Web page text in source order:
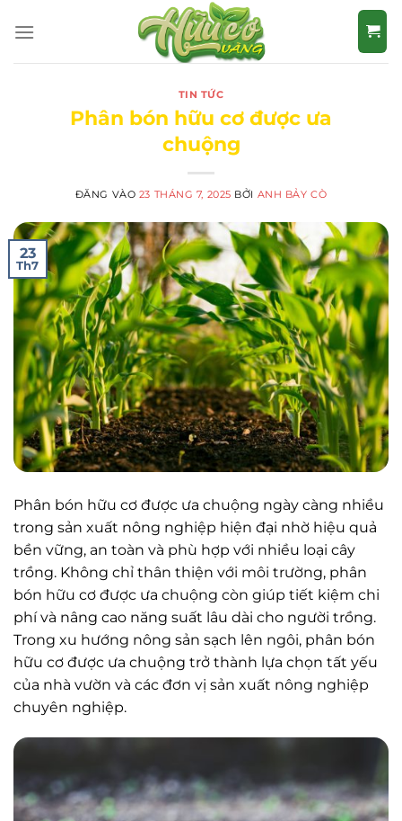
qua
TIN TỨC
Phân bón hữu cơ được ưa
chuộng
ĐĂNG VÀO 23 THÁNG 7, 2025 BỞI ANH BẢY CÒ
23
Th7
Phân bón hữu cơ được ưa chuộng ngày càng nhiều
trong sản xuất nông nghiệp hiện đại nhờ hiệu quả
bền vững, an toàn và phù hợp với nhiều loại cây
trồng. Không chỉ thân thiện với môi trường, phân
bón hữu cơ được ưa chuộng còn giúp tiết kiệm chi
phí và nâng cao năng suất lâu dài cho người trồng.
Trong xu hướng nông sản sạch lên ngôi, phân bón
hữu cơ được ưa chuộng trở thành lựa chọn tất yếu
của nhà vườn và các đơn vị sản xuất nông nghiệp
chuyên nghiệp.